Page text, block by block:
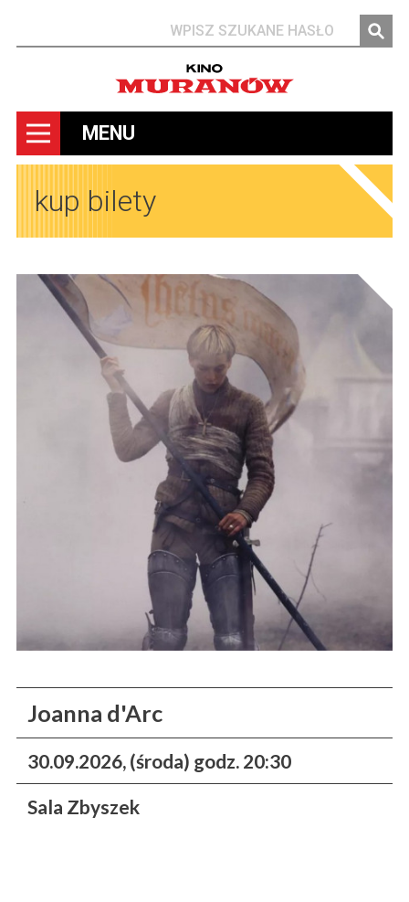
MENU
kup bilety
Joanna d'Arc
30.09.2026, (środa) godz. 20:30
Sala Zbyszek